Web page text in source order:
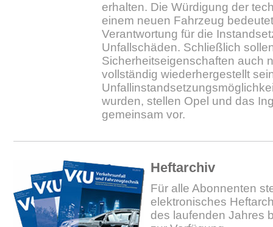
erhalten. Die Würdigung der
einem neuen Fahrzeug
Verantwortung für die
Unfallschäden. Schließlich
Sicherheitseigenschaften auch
vollständig wiederhergestellt
wurden, stellen Opel und das
gemeinsam vor.
Heftarchiv
Für alle Abonnenten
elektronisches
des laufenden Jahres